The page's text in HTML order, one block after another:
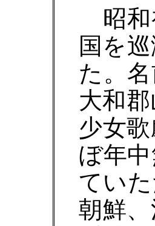
昭和
国を
た。
大和
少女
ぼ年
てい
朝鮮